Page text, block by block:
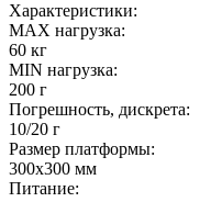
Характеристики:
MAX нагрузка:
60 кг
MIN нагрузка:
200 г
Погрешность, дискрета:
10/20 г
Размер платформы:
300х300 мм
Питание: